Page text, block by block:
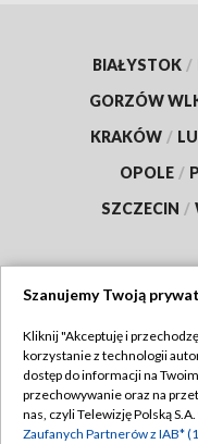
BIAŁYSTOK /
GORZÓW
KRAKÓW /
OPOLE /
SZCZECIN /
Abonament TVP
Emisja w TVP
Szanujemy Twoją
Kliknij "Akceptuję i
korzystanie z technologii
dostęp do informacji na
przechowywanie oraz na
nas, czyli Telewizję Polską
Zaufanych Partnerów z IAB*